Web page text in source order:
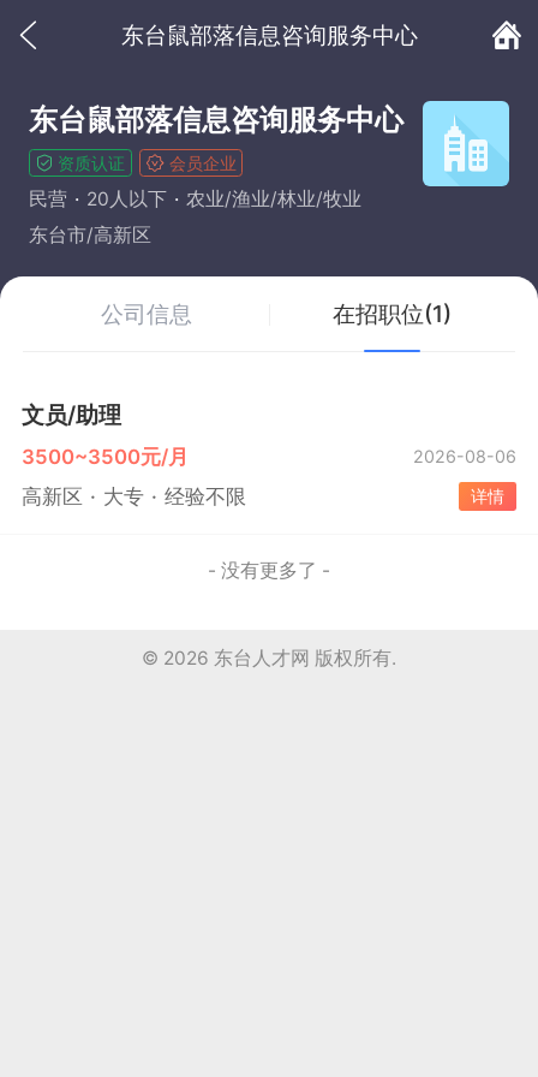
东台鼠部落信息咨询服务中心
东台鼠部落信息咨询服务中心
资质认证 会员企业
民营 20人以下
农业/渔业/林业/牧业
东台市/高新区
公司信息 在招职位(1)
文员/助理
3500~3500元/月 2026-08-06
高新区 大专 经验不限 详情
- 没有更多了 -
© 2026 东台人才网 版权所有.